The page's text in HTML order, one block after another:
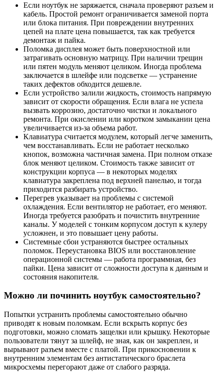
Если ноутбук не заряжается, сначала проверяют разъем и
кабель. Простой ремонт ограничивается заменой порта
или блока питания. При повреждении внутренних
цепей на плате цена повышается, так как требуется
демонтаж и пайка.
Поломка дисплея может быть поверхностной или
затрагивать основную матрицу. При наличии трещин
или пятен модуль меняют целиком. Иногда проблема
заключается в шлейфе или подсветке — устранение
таких дефектов обходится дешевле.
Если устройство залили жидкость, стоимость напрямую
зависит от скорости обращения. Если влага не успела
вызвать коррозию, достаточно чистки и локального
ремонта. При окислении или коротком замыкании цена
увеличивается из-за объема работ.
Клавиатура считается модулем, который легче заменить,
чем восстанавливать. Если не работает несколько
кнопок, возможна частичная замена. При полном отказе
блок меняют целиком. Стоимость также зависит от
конструкции корпуса — в некоторых моделях
клавиатура закреплена под верхней панелью, и тогда
приходится разбирать устройство.
Перегрев указывает на проблемы с системой
охлаждения. Если вентилятор не работает, его меняют.
Иногда требуется разобрать и почистить внутренние
каналы. У моделей с тонким корпусом доступ к кулеру
усложнен, и это повышает цену работы.
Системные сбои устраняются быстрее остальных
поломок. Переустановка BIOS или восстановление
операционной системы — работа программная, без
пайки. Цена зависит от сложности доступа к данным и
состояния накопителя.
Можно ли починить ноутбук самостоятельно?
Попытки устранить проблемы самостоятельно обычно
приводят к новым поломкам. Если вскрыть корпус без
подготовки, можно сломать защелки или крышку. Некоторые
пользователи тянут за шлейф, не зная, как он закреплен, и
вырывают разъем вместе с платой. При прикосновении к
внутренним элементам без антистатического браслета
микросхемы перегорают даже от слабого разряда.